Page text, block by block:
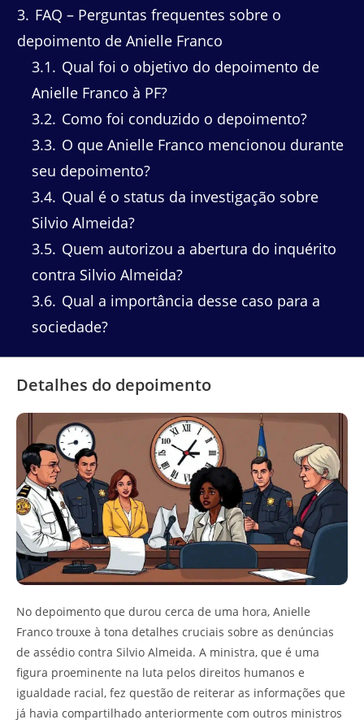
3 FAQ – Perguntas frequentes sobre o
depoimento de Anielle Franco
3.1
Qual foi o objetivo do depoimento de
Anielle Franco à PF?
3.2 Como foi conduzido o depoimento?
3.3 O que Anielle Franco mencionou durante
seu depoimento?
3.4 Qual é o status da investigação sobre
Silvio Almeida?
3.5 Quem autorizou a abertura do inquérito
contra Silvio Almeida?
3.6 Qual a importância desse caso para a
sociedade?
Detalhes do depoimento
No depoimento que durou cerca de uma hora, Anielle
Franco trouxe à tona detalhes cruciais sobre as denúncias
de assédio contra Silvio Almeida. A ministra, que é uma
figura proeminente na luta pelos direitos humanos e
igualdade racial, fez questão de reiterar as informações que
já havia compartilhado anteriormente com outros ministros